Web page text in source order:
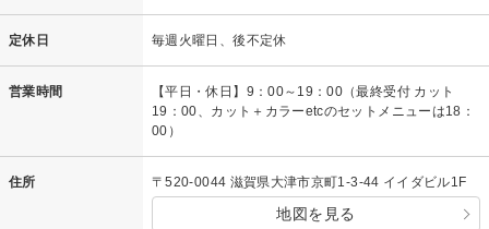
定休日 毎週火曜日、後不定休
営業時間
【平日・休日】9：00～19：00（最終受付 カット
19：00、カット＋カラーetcのセットメニューは18：
00）
住所 〒520-0044 滋賀県大津市京町1-3-44 イイダビル1F
地図を見る